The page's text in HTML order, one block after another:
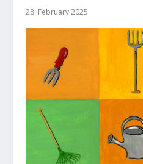
28. February 2025